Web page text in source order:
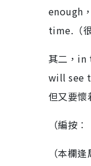
enough
time.（
其二，in
will see
但又要懷
（編按
（本欄